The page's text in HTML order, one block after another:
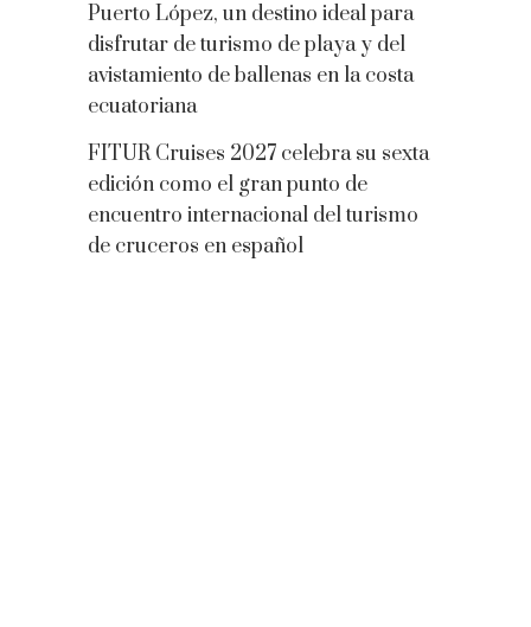
Puerto López, un destino ideal para
disfrutar de turismo de playa y del
avistamiento de ballenas en la costa
ecuatoriana
FITUR Cruises 2027 celebra su sexta
edición como el gran punto de
encuentro internacional del turismo
de cruceros en español